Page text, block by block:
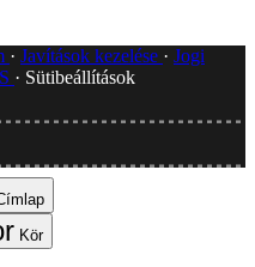
Javítások kezelése
Jogi
Sütibeállítások
Kör